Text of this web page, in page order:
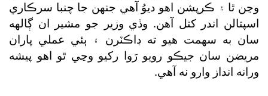
وڃن ٿا ۽ ڪرپشن اهو ديوُ آهي جنهن جا چنبا سرڪاري
اسپتالن اندر کتل آهن. وڏي وزير جو مشير ان ڳالهه
سان به سهمت هيو ته ڊاڪٽرن ۽ ٻئي عملي پاران
مريضن سان جيڪو رويو رَوا رکيو وڃي ٿو اهو پيشه
ورانه انداز وارو نه آهي.